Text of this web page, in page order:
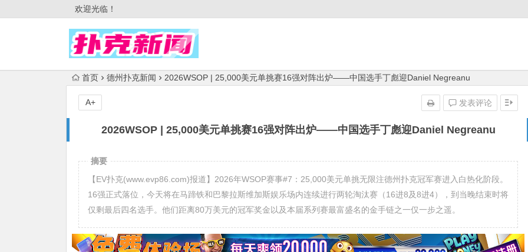
欢迎光临！
首页 德州扑克新闻 2026WSOP | 25,000美元单挑赛16强对阵出炉——中国选手丁彪迎Daniel Negreanu
2026WSOP | 25,000美元单挑赛16强对阵出炉——中国选手丁彪迎Daniel Negreanu
发表评论
A+
摘要
【EV扑克(www.evp86.com)报道】2026年WSOP赛事#7：25,000美元单挑无限注德州扑克冠军赛进入白热化阶段。
16强正式落位，今天将在马蹄铁和巴黎拉斯维加斯娱乐场内连续进行两轮淘汰赛（16进8及8进4），到当晚结束时将
仅剩最后四名选手。他们距离80万美元的冠军奖金以及本届系列赛最富盛名的金手链之一仅一步之遥。